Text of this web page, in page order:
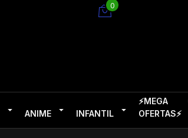
0
ANIME INFANTIL
⚡MEGA
OFERTAS⚡